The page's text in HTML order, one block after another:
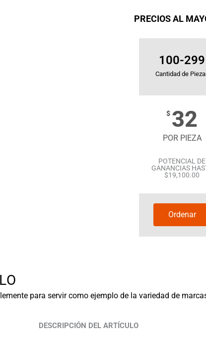
PRECIOS AL
100-299
Cantidad de
$ 32
POR PIEZA
POTENCIAL DE
GANANCIAS
$19,100.00
Ordenar
para servir como ejemplo de la variedad de
DESCRIPCIÓN DEL ARTÍCULO